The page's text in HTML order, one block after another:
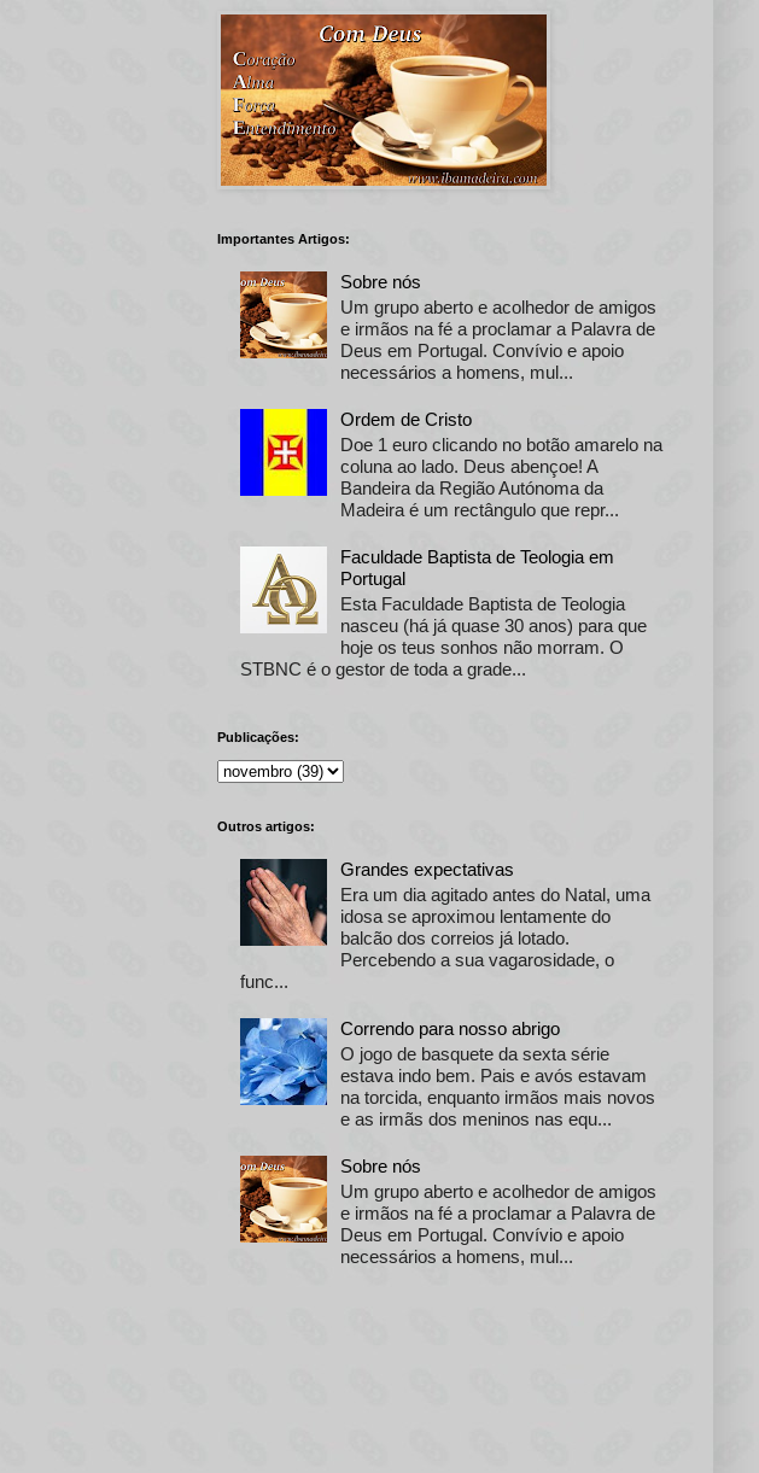
Importantes Artigos:
Sobre nós
Um grupo aberto e acolhedor de amigos
e irmãos na fé a proclamar a Palavra de
Deus em Portugal. Convívio e apoio
necessários a homens, mul...
Ordem de Cristo
Doe 1 euro clicando no botão amarelo na
coluna ao lado. Deus abençoe! A
Bandeira da Região Autónoma da
Madeira é um rectângulo que repr...
Faculdade Baptista de Teologia em
Portugal
Esta Faculdade Baptista de Teologia
nasceu (há já quase 30 anos) para que
hoje os teus sonhos não morram. O
STBNC é o gestor de toda a grade...
Publicações:
Outros artigos:
Grandes expectativas
Era um dia agitado antes do Natal, uma
idosa se aproximou lentamente do
balcão dos correios já lotado.
Percebendo a sua vagarosidade, o
func...
Correndo para nosso abrigo
O jogo de basquete da sexta série
estava indo bem. Pais e avós estavam
na torcida, enquanto irmãos mais novos
e as irmãs dos meninos nas equ...
Sobre nós
Um grupo aberto e acolhedor de amigos
e irmãos na fé a proclamar a Palavra de
Deus em Portugal. Convívio e apoio
necessários a homens, mul...